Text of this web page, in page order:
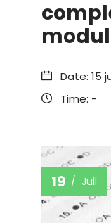
Date: 15
Time: -
19 Juil